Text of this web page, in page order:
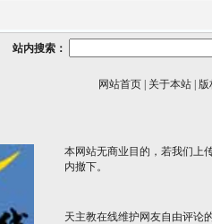
站内搜索：
网站首页 关于本站 版
本网站无商业目的，若我们上
内撤下。
天主教在线维护网友自由评论